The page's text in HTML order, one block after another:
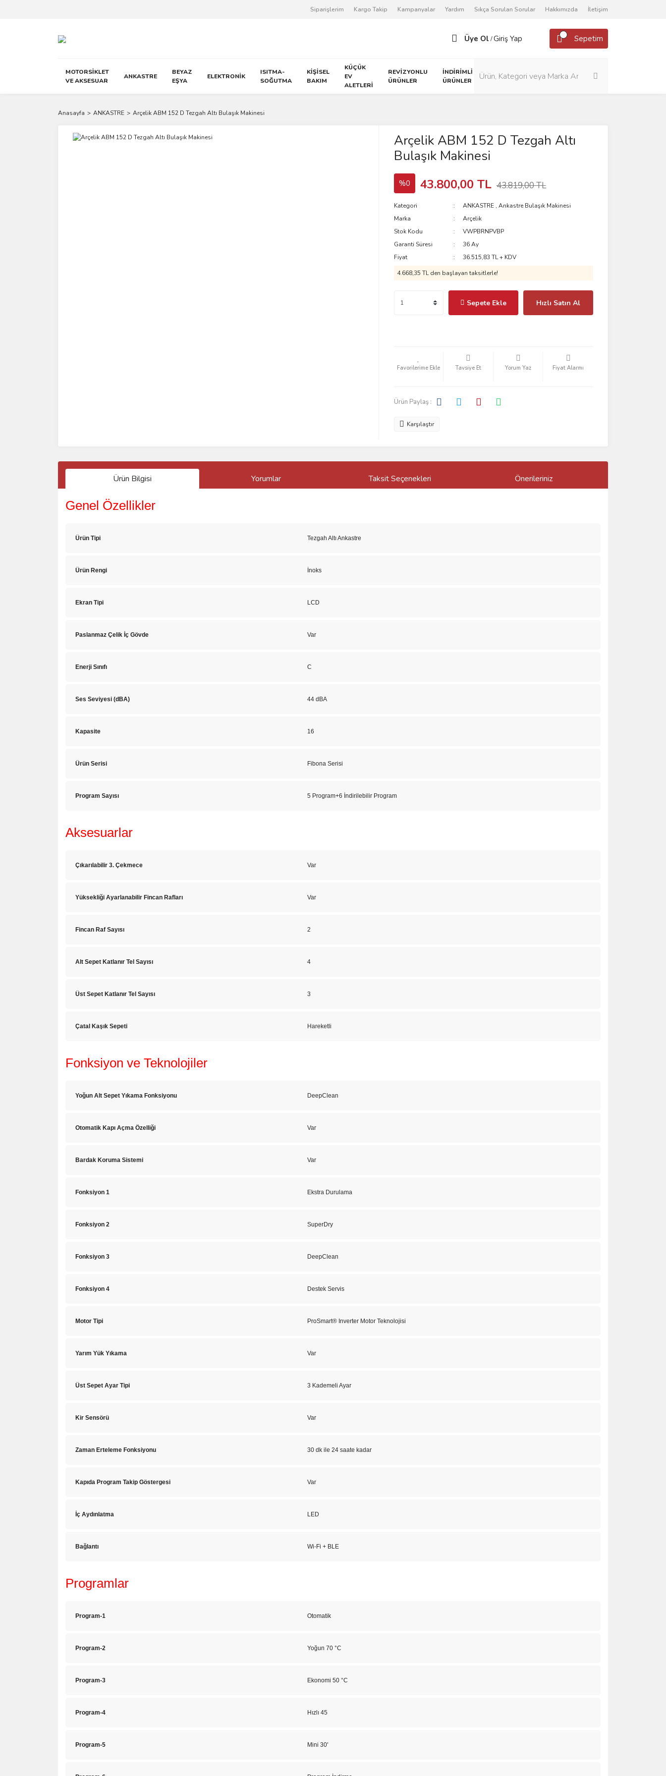
Siparişlerim Kargo Takip Kampanyalar Yardım Sıkça Sorulan Sorular Hakkımızda İletişim
Üye Ol /Giriş Yap Sepetim
MOTORSİKLET
VE AKSESUAR
ANKASTRE
BEYAZ
EŞYA
ELEKTRONİK
ISITMA-
SOĞUTMA
KİŞİSEL
BAKIM
KÜÇÜK
EV
ALETLERİ
REVİZYONLU
ÜRÜNLER
İNDİRİMLİ
ÜRÜNLER
Anasayfa ANKASTRE Arçelik ABM 152 D Tezgah Altı Bulaşık Makinesi
Arçelik ABM 152 D Tezgah Altı
Bulaşık Makinesi
%0 43.800,00 TL 43.819,00 TL
Kategori ANKASTRE ,Ankastre Bulaşık Makinesi
Marka
Arçelik
Stok Kodu
VWPBRNPVBP
Garanti Süresi
36 Ay
Fiyat
36.515,83 TL + KDV
4.668,35 TLden başlayan taksitlerle!
Sepete Ekle Hızlı Satın Al
Tavsiye Et Yorum Yaz Fiyat Alarmı
Ürün Paylaş :
Karşılaştır
Ürün Bilgisi Yorumlar Taksit Seçenekleri Önerileriniz
Genel Özellikler
Ürün Tipi Tezgah Altı Ankastre
Ürün Rengi İnoks
Ekran Tipi LCD
Paslanmaz Çelik İç Gövde Var
Enerji Sınıfı C
Ses Seviyesi (dBA) 44 dBA
Kapasite 16
Ürün Serisi Fibona Serisi
Program Sayısı 5 Program+6 İndirilebilir Program
Aksesuarlar
Çıkarılabilir 3. Çekmece Var
Yüksekliği Ayarlanabilir Fincan Rafları Var
Fincan Raf Sayısı 2
Alt Sepet Katlanır Tel Sayısı 4
Üst Sepet Katlanır Tel Sayısı 3
Çatal Kaşık Sepeti Hareketli
Fonksiyon ve Teknolojiler
Yoğun Alt Sepet Yıkama Fonksiyonu DeepClean
Otomatik Kapı Açma Özelliği Var
Bardak Koruma Sistemi Var
Fonksiyon 1 Ekstra Durulama
Fonksiyon 2 SuperDry
Fonksiyon 3 DeepClean
Fonksiyon 4 Destek Servis
Motor Tipi ProSmart® Inverter Motor Teknolojisi
Yarım Yük Yıkama Var
Üst Sepet Ayar Tipi 3 Kademeli Ayar
Kir Sensörü Var
Zaman Erteleme Fonksiyonu 30 dk ile 24 saate kadar
Kapıda Program Takip Göstergesi Var
İç Aydınlatma LED
Bağlantı Wi-Fi + BLE
Programlar
Program-1 Otomatik
Program-2 Yoğun 70 °C
Program-3 Ekonomi 50 °C
Program-4 Hızlı 45
Program-5 Mini 30'